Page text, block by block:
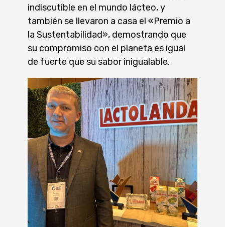
indiscutible en el mundo lácteo, y
también se llevaron a casa el «Premio a
la Sustentabilidad», demostrando que
su compromiso con el planeta es igual
de fuerte que su sabor inigualable.